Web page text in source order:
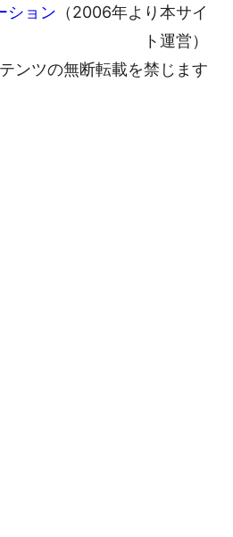
ション （2006年より本サイ
ト運営）
ンツの無断転載を禁じます